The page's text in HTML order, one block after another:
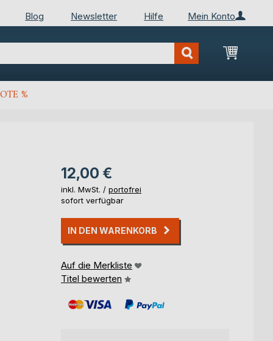
Mein Konto
Blog Newsletter Hilfe
Mein
%
12,00 €
inkl. MwSt. / portofrei
sofort verfügbar
IN DEN WARENKORB
Auf die Merkliste
Titel bewerten